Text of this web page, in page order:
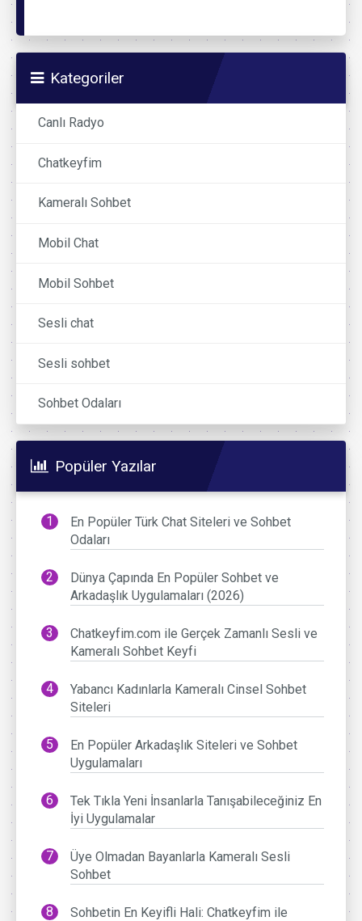
Kategoriler
Canlı Radyo
Chatkeyfim
Kameralı Sohbet
Mobil Chat
Mobil Sohbet
Sesli chat
Sesli sohbet
Sohbet Odaları
Popüler Yazılar
En Popüler Türk Chat Siteleri ve Sohbet
Odaları
Dünya Çapında En Popüler Sohbet ve
Arkadaşlık Uygulamaları (2026)
Chatkeyfim.com ile Gerçek Zamanlı Sesli ve
Kameralı Sohbet Keyfi
Yabancı Kadınlarla Kameralı Cinsel Sohbet
Siteleri
En Popüler Arkadaşlık Siteleri ve Sohbet
Uygulamaları
Tek Tıkla Yeni İnsanlarla Tanışabileceğiniz En
İyi Uygulamalar
Üye Olmadan Bayanlarla Kameralı Sesli
Sohbet
Sohbetin En Keyifli Hali: Chatkeyfim ile